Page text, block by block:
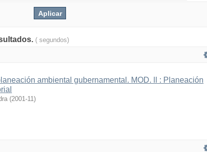
( segundos)
ambiental gubernamental. MOD. ll : Planeación
(2001-11)